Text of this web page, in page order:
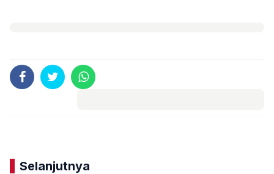
Selanjutnya